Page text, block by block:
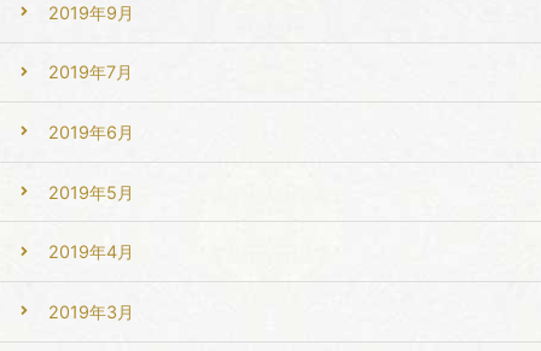
2019年9月
2019年7月
2019年6月
2019年5月
2019年4月
2019年3月